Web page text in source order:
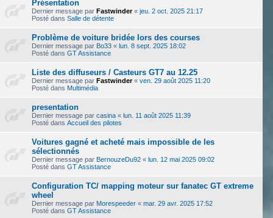
Présentation
Dernier message par Fastwinder« jeu. 2 oct. 2025 21:17
Posté dans Salle de détente
Problème de voiture bridée lors des courses
Dernier message par Bo33 « lun. 8 sept. 2025 18:02
Posté dans GT Assistance
Liste des diffuseurs / Casteurs GT7 au 12.25
Dernier message par Fastwinder« ven. 29 août 2025 11:20
Posté dans Multimédia
presentation
Dernier message par casina « lun. 11 août 2025 11:39
Posté dans Accueil des pilotes
Voitures gagné et acheté mais impossible de les
sélectionnés
Dernier message par BernouzeDu92 « lun. 12 mai 2025 09:02
Posté dans GT Assistance
Configuration TC/ mapping moteur sur fanatec GT extreme
wheel
Dernier message par Morespeeder « mar. 29 avr. 2025 17:52
Posté dans GT Assistance